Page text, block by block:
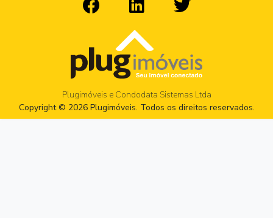
Plugimóveis e Condodata Sistemas Ltda
Copyright © 2026 Plugimóveis. Todos os direitos reservados.